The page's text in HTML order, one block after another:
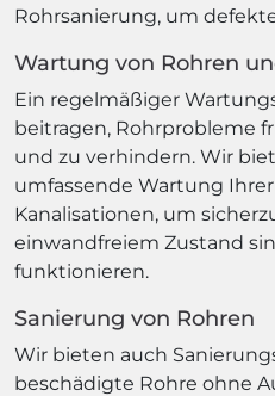
Rohrsanierung, um
Wartung von Rohren
Ein regelmäßiger
beitragen, Rohrprobleme
und zu verhindern. Wir
umfassende Wartung
Kanalisationen, um
einwandfreiem Zustand
funktionieren.
Sanierung von Rohren
Wir bieten auch
beschädigte Rohre ohne